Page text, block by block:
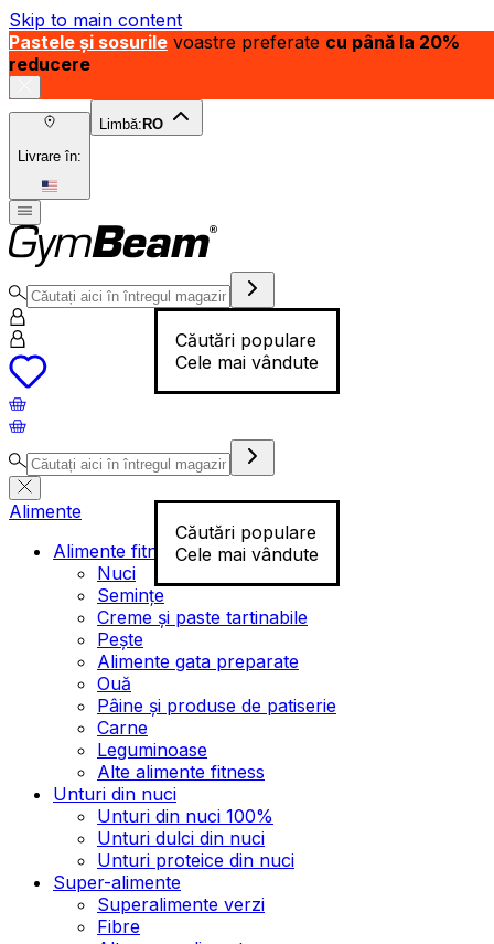
Skip to main content
Pastele și sosurile voastre preferate cu până la 20%
reducere
Livrare în:
Limbă: RO
Căutări populare
Cele mai vândute
Căutări populare
Cele mai vândute
Alimente
Alimente fitness
Nuci
Semințe
Creme și paste tartinabile
Pește
Alimente gata preparate
Ouă
Pâine și produse de patiserie
Carne
Leguminoase
Alte alimente fitness
Unturi din nuci
Unturi din nuci 100%
Unturi dulci din nuci
Unturi proteice din nuci
Super-alimente
Superalimente verzi
Fibre